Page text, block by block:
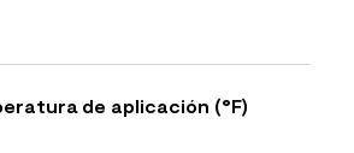
de aplicación (°F)